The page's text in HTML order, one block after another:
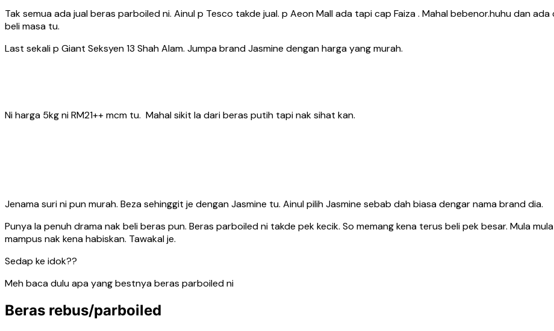
Tak semua ada jual beras parboiled ni. Ainul p Tesco takde jual. p Aeon Mall ada tapi cap Faiza . Mahal bebenor.huhu dan
beli masa tu.
Last sekali p Giant Seksyen 13 Shah Alam. Jumpa brand Jasmine dengan harga yang murah.
Ni harga 5kg ni RM21++ mcm tu. Mahal sikit la dari beras putih tapi nak sihat kan.
Jenama suri ni pun murah. Beza sehinggit je dengan Jasmine tu. Ainul pilih Jasmine sebab dah biasa dengar nama brand dia.
Punya la penuh drama nak beli beras pun. Beras parboiled ni takde pek kecik. So memang kena terus beli pek besar. Mula
mampus nak kena habiskan. Tawakal je.
Sedap ke idok??
Meh baca dulu apa yang bestnya beras parboiled ni
Beras rebus/parboiled